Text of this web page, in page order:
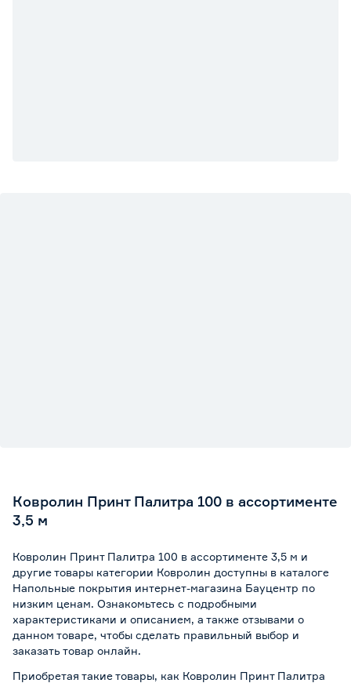
Ковролин Принт Палитра 100 в ассортименте
3,5 м
Ковролин Принт Палитра 100 в ассортименте 3,5 м и
другие товары категории Ковролин доступны в каталоге
Напольные покрытия интернет-магазина Бауцентр по
низким ценам. Ознакомьтесь с подробными
характеристиками и описанием, а также отзывами о
данном товаре, чтобы сделать правильный выбор и
заказать товар онлайн.
Приобретая такие товары, как Ковролин Принт Палитра